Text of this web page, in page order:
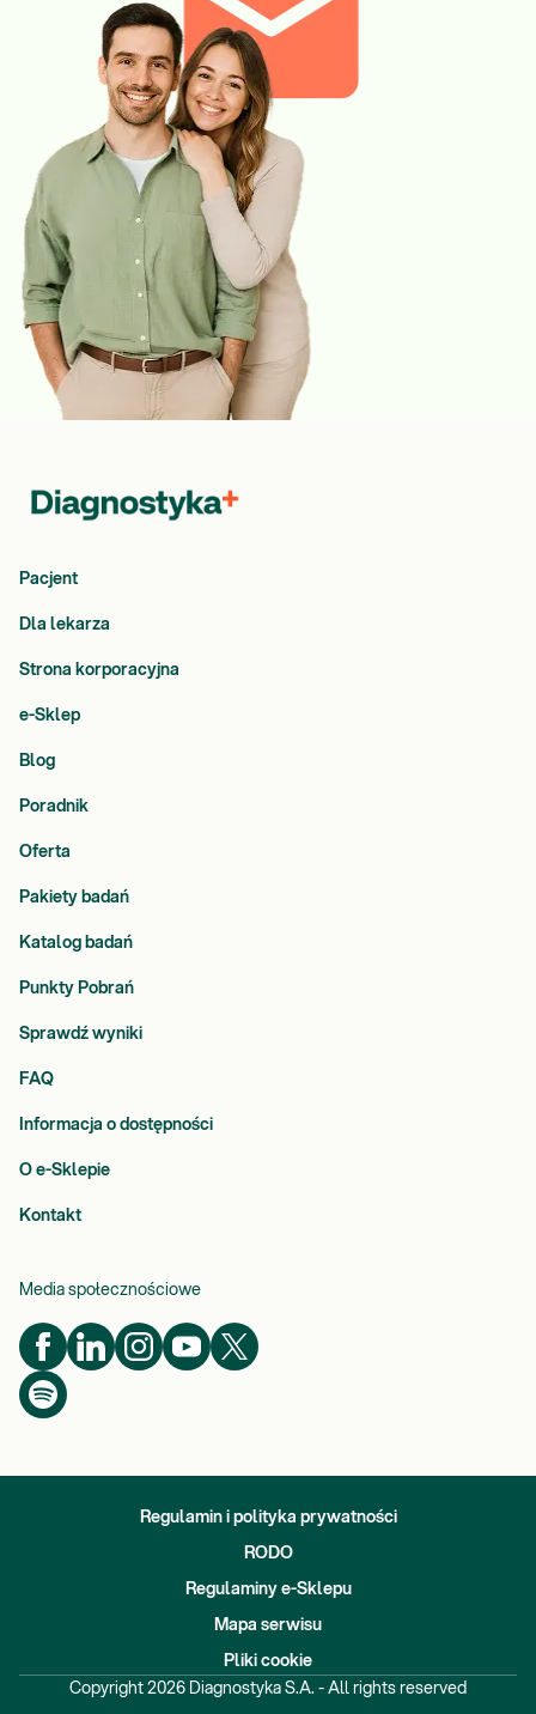
Pacjent
Dla lekarza
Strona korporacyjna
e-Sklep
Blog
Poradnik
Oferta
Pakiety badań
Katalog badań
Punkty Pobrań
Sprawdź wyniki
FAQ
Informacja o dostępności
O e-Sklepie
Kontakt
Media społecznościowe
Regulamin i polityka prywatności
RODO
Regulaminy e-Sklepu
Mapa serwisu
Pliki cookie
Copyright 2026 Diagnostyka S.A. - All rights reserved